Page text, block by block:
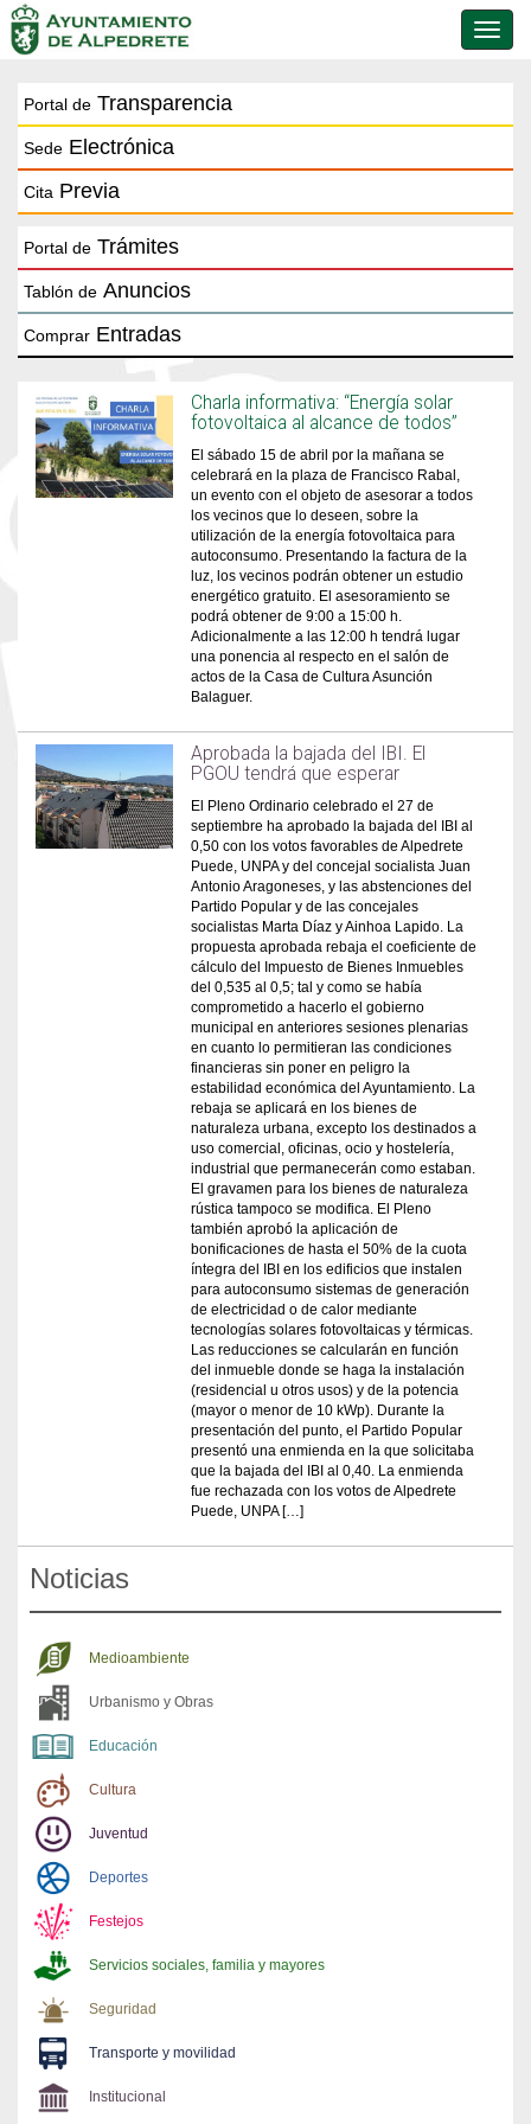
de
Portal de Transparencia
Sede Electrónica
Cita Previa
Portal de Trámites
Tablón de Anuncios
Comprar Entradas
Charla informativa: “Energía solar
fotovoltaica al alcance de todos”
El sábado 15 de abril por la mañana se
celebrará en la plaza de Francisco Rabal,
un evento con el objeto de asesorar a todos
los vecinos que lo deseen, sobre la
utilización de la energía fotovoltaica para
autoconsumo. Presentando la factura de la
luz, los vecinos podrán obtener un estudio
energético gratuito. El asesoramiento se
podrá obtener de 9:00 a 15:00 h.
Adicionalmente a las 12:00 h tendrá lugar
una ponencia al respecto en el salón de
actos de la Casa de Cultura Asunción
Balaguer.
Aprobada la bajada del IBI. El
PGOU tendrá que esperar
El Pleno Ordinario celebrado el 27 de
septiembre ha aprobado la bajada del IBI al
0,50 con los votos favorables de Alpedrete
Puede, UNPA y del concejal socialista Juan
Antonio Aragoneses, y las abstenciones del
Partido Popular y de las concejales
socialistas Marta Díaz y Ainhoa Lapido. La
propuesta aprobada rebaja el coeficiente de
cálculo del Impuesto de Bienes Inmuebles
del 0,535 al 0,5; tal y como se había
comprometido a hacerlo el gobierno
municipal en anteriores sesiones plenarias
en cuanto lo permitieran las condiciones
financieras sin poner en peligro la
estabilidad económica del Ayuntamiento. La
rebaja se aplicará en los bienes de
naturaleza urbana, excepto los destinados a
uso comercial, oficinas, ocio y hostelería,
industrial que permanecerán como estaban.
El gravamen para los bienes de naturaleza
rústica tampoco se modifica. El Pleno
también aprobó la aplicación de
bonificaciones de hasta el 50% de la cuota
íntegra del IBI en los edificios que instalen
para autoconsumo sistemas de generación
de electricidad o de calor mediante
tecnologías solares fotovoltaicas y térmicas.
Las reducciones se calcularán en función
del inmueble donde se haga la instalación
(residencial u otros usos) y de la potencia
(mayor o menor de 10 kWp). Durante la
presentación del punto, el Partido Popular
presentó una enmienda en la que solicitaba
que la bajada del IBI al 0,40. La enmienda
fue rechazada con los votos de Alpedrete
Puede, UNPA […]
Noticias
Medioambiente
Urbanismo y Obras
Educación
Cultura
Juventud
Deportes
Festejos
Servicios sociales, familia y mayores
Seguridad
Transporte y movilidad
Institucional